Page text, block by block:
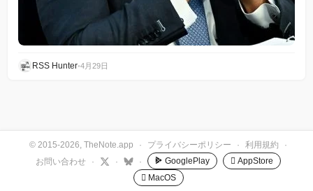
RSS Hunter•4月29日
© 2015-2026, TheNote.app · プライバシーポリシー · 利用規約
·
お問い合わせ
· · · GooglePlay
 AppStore
 MacOS